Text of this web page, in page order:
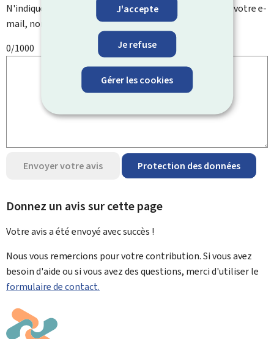
J'accepte
Je refuse
Gérer les cookies
N'indiquez pas d'informations personnelles telles que votre e-
mail, nom, numéro de téléphone, etc.
0/1000
Envoyer votre avis Protection des données
Donnez un avis sur cette page
Votre avis a été envoyé avecsuccès !
Nous vous remercions pour votre contribution. Si vous avez
besoin d'aide ou si vous avez des questions, merci d'utiliser le
formulaire de contact.